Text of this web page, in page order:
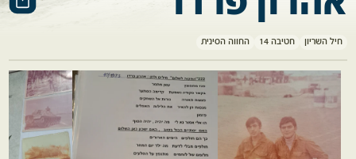
חיל השריון חטיבה 14 החווה הסינית